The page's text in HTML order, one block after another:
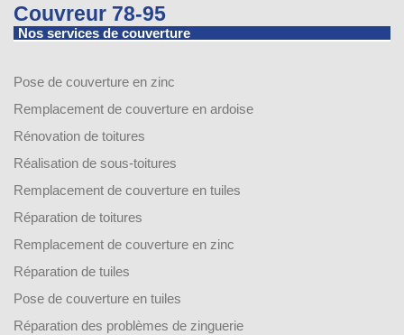
Couvreur 78-95
Nos services de couverture
Pose de couverture en zinc
Remplacement de couverture en ardoise
Rénovation de toitures
Réalisation de sous-toitures
Remplacement de couverture en tuiles
Réparation de toitures
Remplacement de couverture en zinc
Réparation de tuiles
Pose de couverture en tuiles
Réparation des problèmes de zinguerie